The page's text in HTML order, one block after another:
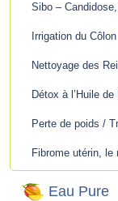
Sibo –
Irrigation du Côlon
Nettoyage des
Détox à l’Huile de
Perte de poids /
Fibrome utérin,
Eau Pure